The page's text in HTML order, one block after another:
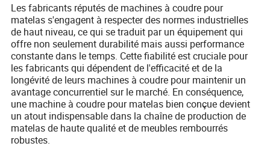
Les fabricants réputés de machines à coudre pour
matelas s'engagent à respecter des normes industrielles
de haut niveau, ce qui se traduit par un équipement qui
offre non seulement durabilité mais aussi performance
constante dans le temps. Cette fiabilité est cruciale pour
les fabricants qui dépendent de l'efficacité et de la
longévité de leurs machines à coudre pour maintenir un
avantage concurrentiel sur le marché. En conséquence,
une machine à coudre pour matelas bien conçue devient
un atout indispensable dans la chaîne de production de
matelas de haute qualité et de meubles rembourrés
robustes.